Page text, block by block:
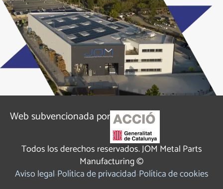
Web subvencionada por
Todos los derechos reservados. JOM Metal Parts
Manufacturing ©
Aviso legalPolítica de privacidadPolítica de cookies